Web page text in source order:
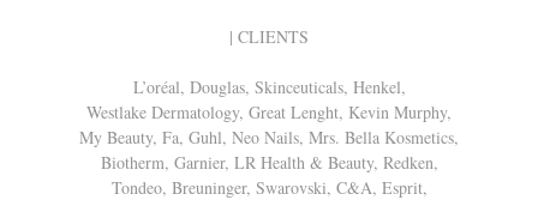
| CLIENTS
L’oréal, Douglas, Skinceuticals, Henkel,
Westlake Dermatology, Great Lenght, Kevin Murphy,
My Beauty, Fa, Guhl, Neo Nails, Mrs. Bella Kosmetics,
Biotherm, Garnier, LR Health & Beauty, Redken,
Tondeo, Breuninger, Swarovski, C&A, Esprit,